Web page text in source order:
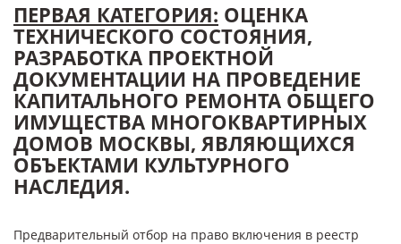
ПЕРВАЯ КАТЕГОРИЯ: ОЦЕНКА
ТЕХНИЧЕСКОГО СОСТОЯНИЯ,
РАЗРАБОТКА ПРОЕКТНОЙ
ДОКУМЕНТАЦИИ НА ПРОВЕДЕНИЕ
КАПИТАЛЬНОГО РЕМОНТА ОБЩЕГО
ИМУЩЕСТВА МНОГОКВАРТИРНЫХ
ДОМОВ МОСКВЫ, ЯВЛЯЮЩИХСЯ
ОБЪЕКТАМИ КУЛЬТУРНОГО
НАСЛЕДИЯ.
Предварительный отбор на право включения в реестр